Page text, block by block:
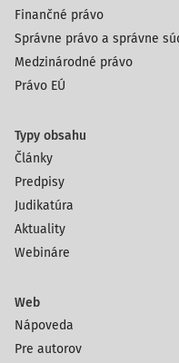
Finančné právo
Správne právo a správne
Medzinárodné právo
Právo EÚ
Typy obsahu
Články
Predpisy
Judikatúra
Aktuality
Webináre
Web
Nápoveda
Pre autorov